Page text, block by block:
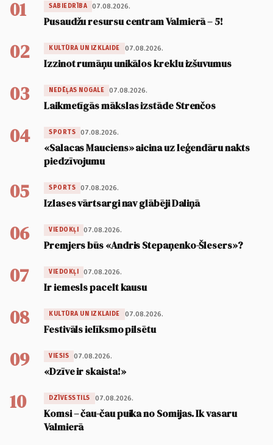
01 SABIEDRĪBA 07.08.2026.
Pusaudžu resursu centram Valmierā – 5!
02 KULTŪRA UN IZKLAIDE 07.08.2026.
Izzinot rumāņu unikālos kreklu izšuvumus
03 NEDĒĻAS NOGALE 07.08.2026.
Laikmetīgās mākslas izstāde Strenčos
04 SPORTS 07.08.2026.
«Salacas Mauciens» aicina uz leģendāru nakts
piedzīvojumu
05 SPORTS 07.08.2026.
Izlases vārtsargi nav glābēji Daliņā
06 VIEDOKĻI 07.08.2026.
Premjers būs «Andris Stepaņenko-Šlesers»?
07 VIEDOKĻI 07.08.2026.
Ir iemesls pacelt kausu
08 KULTŪRA UN IZKLAIDE 07.08.2026.
Festivāls ielīksmo pilsētu
09 VIESIS 07.08.2026.
«Dzīve ir skaista!»
10 DZĪVESSTILS 07.08.2026.
Komsi – čau-čau puika no Somijas. Ik vasaru
Valmierā